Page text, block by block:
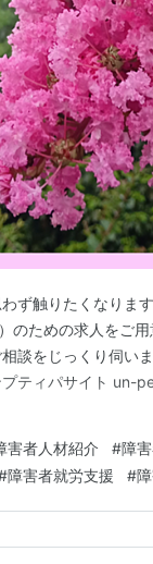
ず触りたくなりま
のための求人をご
談をじっくり伺い
プティパサイト
害者人材紹介 #障
障害者就労支援 #